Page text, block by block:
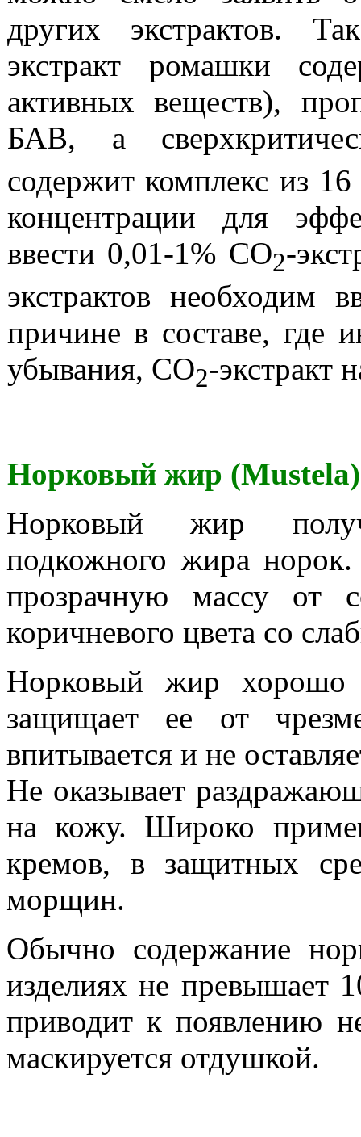
других экстрактов.
экстракт ромашки
активных веществ),
БАВ, а
содержит комплекс из
концентрации для
ввести 0,01-1% CO2-
экстрактов
причине в составе, где
убывания, CO2-экстракт
Норковый жир (Mustela)
Норковый жир
подкожного жира
прозрачную массу от
коричневого цвета со
Норковый жир хорошо
защищает ее от
впитывается и не
Не оказывает
на кожу. Широко
кремов, в защитных
морщин.
Обычно содержание
изделиях не превышает
приводит к появлению
маскируется отдушкой.